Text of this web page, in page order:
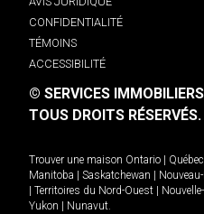
CONFIDENTIALITÉ
TÉMOINS
ACCESSIBILITÉ
© SERVICES
TOUS DROITS RÉSERVÉS.
Trouver une maison Ontario Québec
Manitoba
Saskatchewan
Territoires du Nord-Ouest
Yukon
Nunavut.